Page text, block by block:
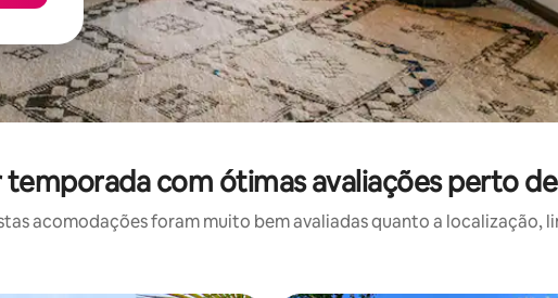
com ótimas avaliações perto
acomodações foram muito bem avaliadas quanto a localização,